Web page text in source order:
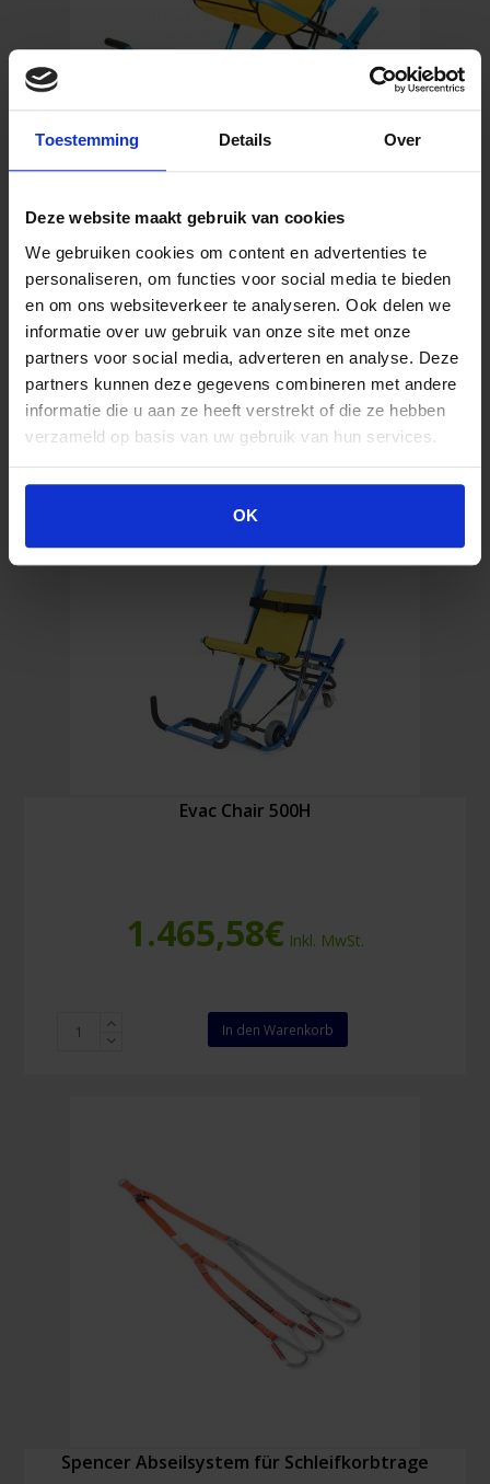
Toestemming Details Over
Deze website maakt gebruik van cookies
We gebruiken cookies om content en advertenties te
personaliseren, om functies voor social media te bieden
en om ons websiteverkeer te analyseren. Ook delen we
informatie over uw gebruik van onze site met onze
partners voor social media, adverteren en analyse. Deze
partners kunnen deze gegevens combineren met andere
informatie die u aan ze heeft verstrekt of die ze hebben
verzameld op basis van uw gebruik van hun services.
OK
1.191,27€Inkl. MwSt.
Chair
600H
Menge
In den Warenkorb
Evac Chair 500H
1.465,58€ Inkl. MwSt.
In den Warenkorb
Spencer Abseilsystem für Schleifkorbtrage